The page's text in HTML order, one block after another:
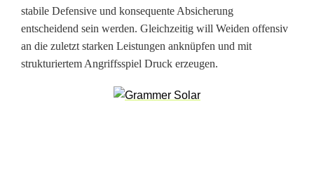
ä
c
h
stabile Defensive und konsequente Absicherung
entscheidend sein werden. Gleichzeitig will Weiden offensiv
an die zuletzt starken Leistungen anknüpfen und mit
strukturiertem Angriffsspiel Druck erzeugen.